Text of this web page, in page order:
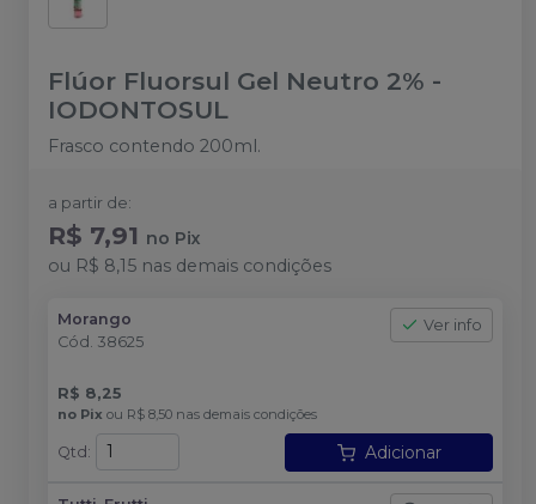
Flúor Fluorsul Gel Neutro 2% -
IODONTOSUL
Frasco contendo 200ml.
a partir de:
R$ 7,91 no Pix
ou R$ 8,15 nas demais condições
Morango
Cód. 38625
Ver info
R$ 8,25
no Pix ou R$ 8,50 nas demais condições
Qtd : Adicionar